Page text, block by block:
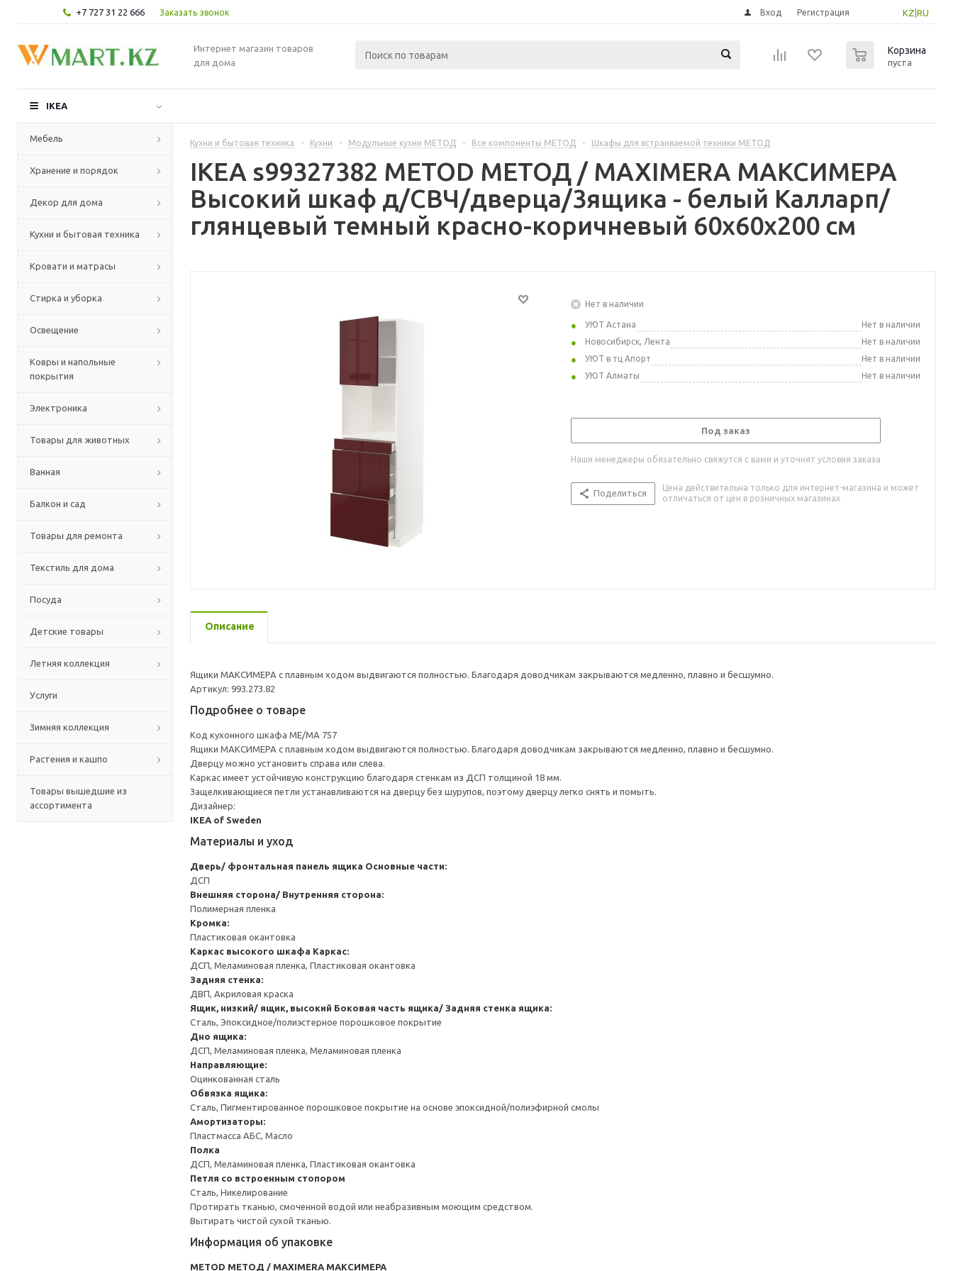
+7 727 31 22 666 Заказать звонок KZ RU
Вход Регистрация
Интернет магазин товаров
для дома
Корзина
пуста
IKEA
Мебель
Хранение и порядок
Декор для дома
Кухни и бытовая техника
Кровати и матрасы
Стирка и уборка
Освещение
Ковры и напольные
покрытия
Электроника
Товары для животных
Ванная
Балкон и сад
Товары для ремонта
Текстиль для дома
Посуда
Детские товары
Летняя коллекция
Услуги
Зимняя коллекция
Растения и кашпо
Товары вышедшие из
ассортимента
Кухни и бытовая техника - Кухни - Модульные кухни МЕТОД - Все компоненты МЕТОД - Шкафы для встраиваемой техники МЕТОД
IKEA s99327382 METOD МЕТОД / MAXIMERA МАКСИМЕРА
Высокий шкаф д/СВЧ/дверца/3ящика - белый Калларп/
глянцевый темный красно-коричневый 60x60x200 см
Нет в наличии
УЮТ Астана
Нет в наличии
Новосибирск, Лента
Нет в наличии
УЮТ в тц Апорт
Нет в наличии
УЮТ Алматы
Нет в наличии
Под заказ
Наши менеджеры обязательно свяжутся с вами и уточнят условия заказа
Поделиться
Цена действительна только для интернет-магазина и может
отличаться от цен в розничных магазинах
Описание
Ящики МАКСИМЕРА с плавным ходом выдвигаются полностью. Благодаря доводчикам закрываются медленно, плавно и бесшумно.
Артикул: 993.273.82
Подробнее о товаре
Код кухонного шкафа ME/MA 757
Ящики МАКСИМЕРА с плавным ходом выдвигаются полностью. Благодаря доводчикам закрываются медленно, плавно и бесшумно.
Дверцу можно установить справа или слева.
Каркас имеет устойчивую конструкцию благодаря стенкам из ДСП толщиной 18 мм.
Защелкивающиеся петли устанавливаются на дверцу без шурупов, поэтому дверцу легко снять и помыть.
Дизайнер:
IKEA of Sweden
Материалы и уход
Дверь/ фронтальная панель ящика Основные части:
ДСП
Внешняя сторона/ Внутренняя сторона:
Полимерная пленка
Кромка:
Пластиковая окантовка
Каркас высокого шкафа Каркас:
ДСП, Меламиновая пленка, Пластиковая окантовка
Задняя стенка:
ДВП, Акриловая краска
Ящик, низкий/ ящик, высокий Боковая часть ящика/ Задняя стенка ящика:
Сталь, Эпоксидное/полиэстерное порошковое покрытие
Дно ящика:
ДСП, Меламиновая пленка, Меламиновая пленка
Направляющие:
Оцинкованная сталь
Обвязка ящика:
Сталь, Пигментированное порошковое покрытие на основе эпоксидной/полиэфирной смолы
Амортизаторы:
Пластмасса АБС, Масло
Полка
ДСП, Меламиновая пленка, Пластиковая окантовка
Петля со встроенным стопором
Сталь, Никелирование
Протирать тканью, смоченной водой или неабразивным моющим средством.
Вытирать чистой сухой тканью.
Информация об упаковке
METOD МЕТОД / MAXIMERA МАКСИМЕРА